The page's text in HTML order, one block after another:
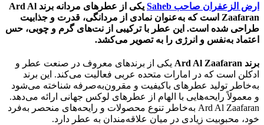
ارض الزعفران صاحب Saheb
یکی از عطرهای مردانه برند Ard Al
Zaafaran است که به‌عنوان نمادی از مردانگی، قدرت و جذابیت
طراحی شده است. این عطر با ترکیبی از نت‌های گرم و چوبی، حس
اعتماد به‌نفس و انرژی را به تصویر می‌کشد.
برند Ard Al Zaafaran
یکی از برندهای معروف در صنعت عطر و
ادکلن است که در امارات متحده عربی فعالیت می‌کند. این برند
به‌خاطر تولید عطرهای باکیفیت و مقرون‌به‌صرفه شناخته می‌شود
و معمولاً رایحه‌هایی با الهام از عطرهای لوکس جهانی ارائه می‌دهد.
Ard Al Zaafaran به‌خاطر تنوع محصولات و رایحه‌های منحصر به‌فرد
خود، محبوبیت زیادی در میان علاقه‌مندان به عطر دارد.